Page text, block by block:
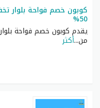
كوبون خصم فواحة بلوار
50%
يقدم كوبون خصم فواحة
من...أكثر